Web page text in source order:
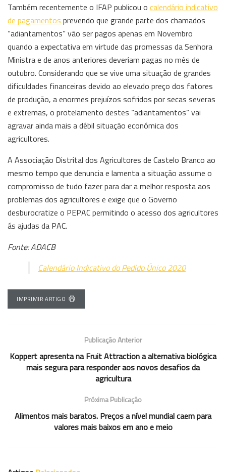
Também recentemente o IFAP publicou o calendário indicativo
de pagamentos prevendo que grande parte dos chamados
“adiantamentos” vão ser pagos apenas em Novembro
quando a expectativa em virtude das promessas da Senhora
Ministra e de anos anteriores deveriam pagas no mês de
outubro. Considerando que se vive uma situação de grandes
dificuldades financeiras devido ao elevado preço dos fatores
de produção, a enormes prejuízos sofridos por secas severas
e extremas, o protelamento destes “adiantamentos” vai
agravar ainda mais a débil situação económica dos
agricultores.
A Associação Distrital dos Agricultores de Castelo Branco ao
mesmo tempo que denuncia e lamenta a situação assume o
compromisso de tudo fazer para dar a melhor resposta aos
problemas dos agricultores e exige que o Governo
desburocratize o PEPAC permitindo o acesso dos agricultores
ás ajudas da PAC.
Fonte: ADACB
Calendário Indicativo do Pedido Único 2020
IMPRIMIR ARTIGO
Publicação Anterior
Koppert apresenta na Fruit Attraction a alternativa biológica
mais segura para responder aos novos desafios da
agricultura
Próxima Publicação
Alimentos mais baratos. Preços a nível mundial caem para
valores mais baixos em ano e meio